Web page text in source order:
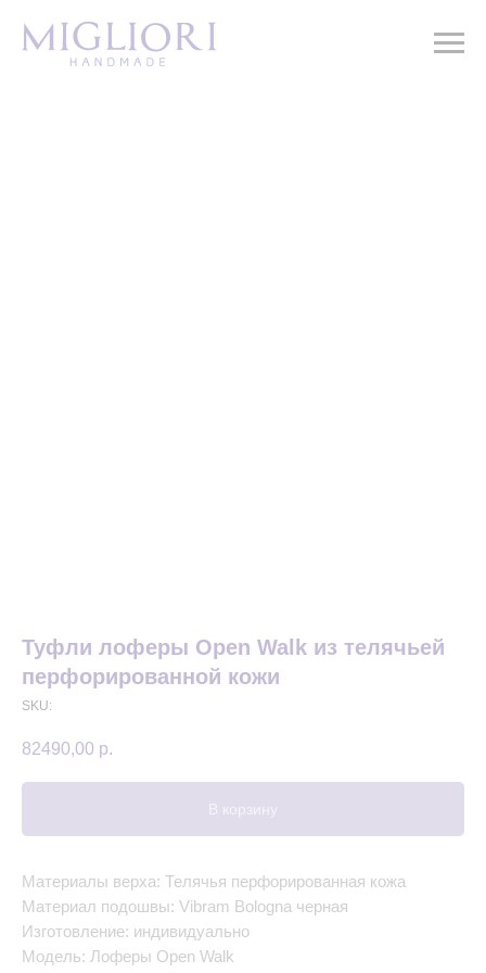
Туфли лоферы Open Walk из телячьей
перфорированной кожи
SKU:
82490,00 р.
В корзину
Материалы верха: Телячья перфорированная кожа
Материал подошвы: Vibram Bologna черная
Изготовление: индивидуально
Модель: Лоферы Open Walk